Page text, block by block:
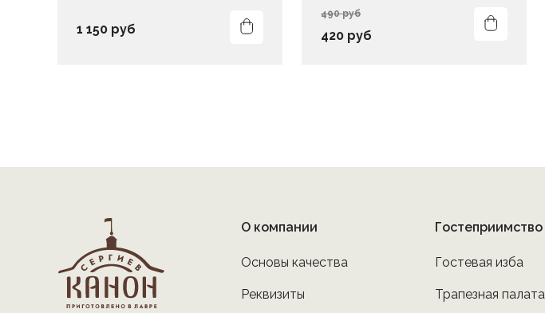
1 150 руб
490 руб
420 руб
О компании
Основы качества
Реквизиты
Гостеприимство
Гостевая изба
Трапезная палата